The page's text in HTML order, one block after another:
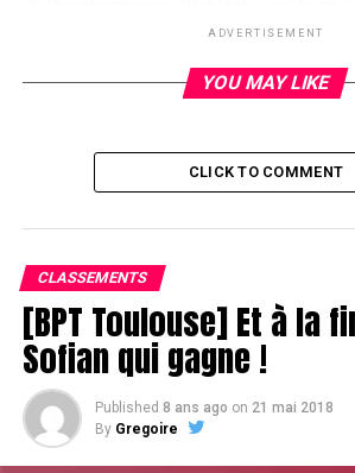
King high
DON'T MISS
ADVERTISEMENT
YOU MAY LIKE
CLICK TO COMMENT
CLASSEMENTS
[BPT Toulouse] Et à la
Sofian qui gagne !
Published 8 ans ago on 21 mai 2018
By Gregoire